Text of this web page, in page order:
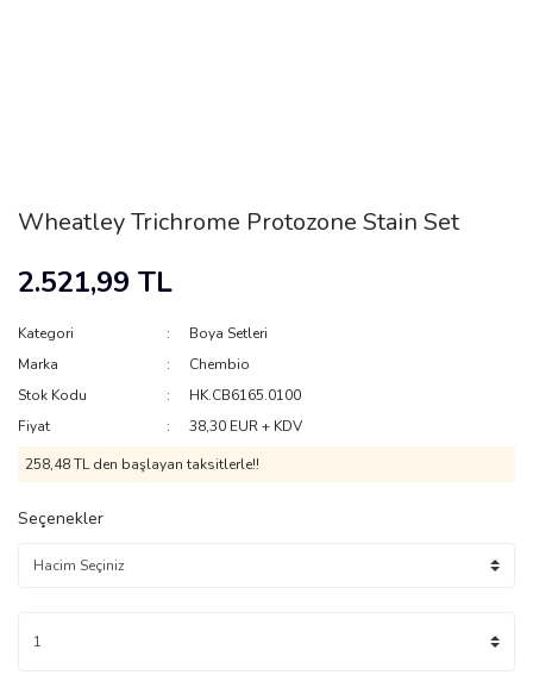
Wheatley Trichrome Protozone Stain Set
2.521,99 TL
Kategori
Boya Setleri
Marka
Chembio
Stok Kodu
HK.CB6165.0100
Fiyat
38,30 EUR + KDV
258,48 TL den başlayan taksitlerle!!
Seçenekler